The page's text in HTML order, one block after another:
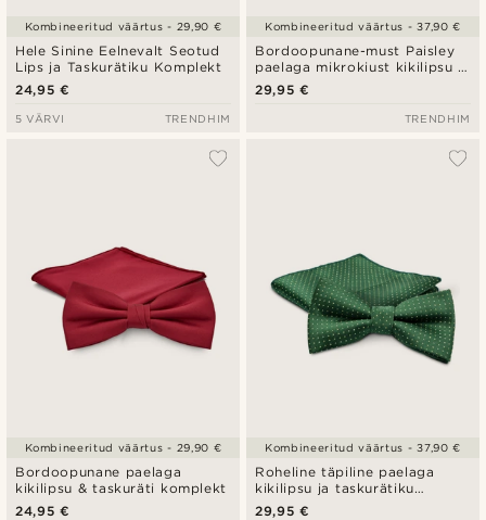
Hele Sinine Eelnevalt Seotud
Lips ja Taskurätiku Komplekt
24,95 €
Kombineeritud väärtus - 29,90 €
5 VÄRVI TRENDHIM
Bordoopunane-must Paisley
paelaga mikrokiust kikilipsu &
taskuräti komplekt
29,95 €
Kombineeritud väärtus - 37,90 €
TRENDHIM
Bordoopunane paelaga
kikilipsu & taskuräti komplekt
24,95 €
Kombineeritud väärtus - 29,90 €
Roheline täpiline paelaga
kikilipsu ja taskurätiku
komplekt
29,95 €
Kombineeritud väärtus - 37,90 €